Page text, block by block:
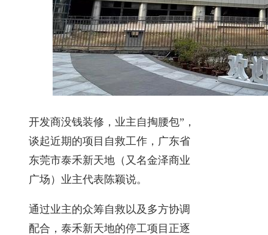
开发商没钱装修，业主自掏腰包”，
谈起近期的项目自救工作，广东省
东莞市泰禾新天地（又名金泽商业
广场）业主代表陈颖说。
通过业主的众筹自救以及多方协调
配合，泰禾新天地的停工项目正逐